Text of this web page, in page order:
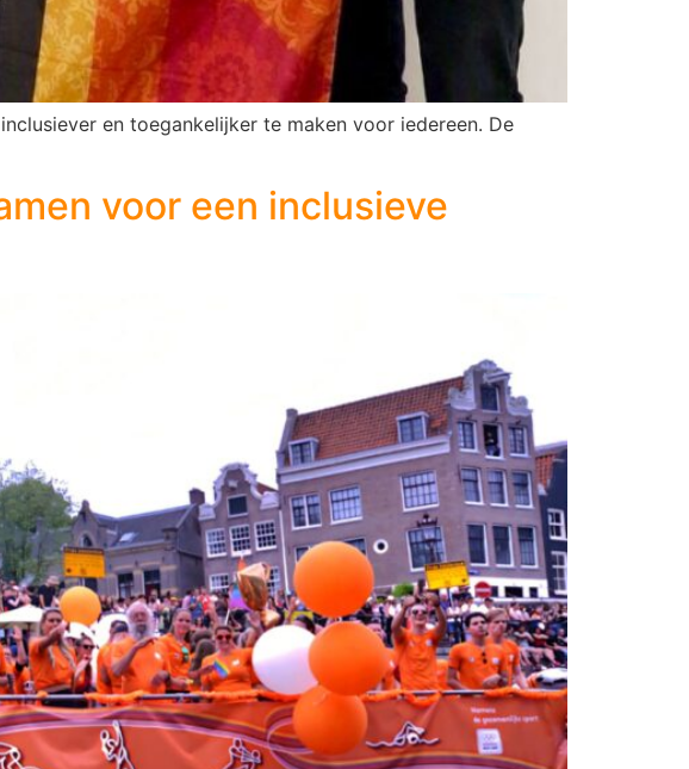
en toegankelijker te maken voor iedereen. De
voor een inclusieve